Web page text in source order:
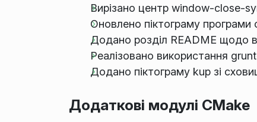
Вирізано центр window-close-
Оновлено піктограму програми
Додано розділ README щодо
Реалізовано використання
Додано піктограму kup зі
Додаткові модулі CMake